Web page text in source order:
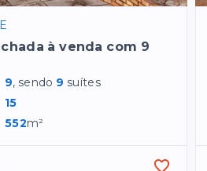
à venda com 9
9, sendo 9 suítes
15
552m²